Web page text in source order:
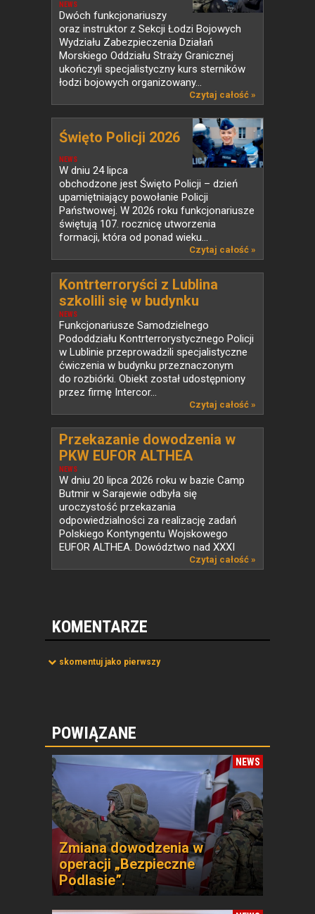
NEWS
Dwóch funkcjonariuszy
oraz instruktor z Sekcji Łodzi Bojowych
Wydziału Zabezpieczenia Działań
Morskiego Oddziału Straży Granicznej
ukończyli specjalistyczny kurs sterników
łodzi bojowych organizowany...
Czytaj całość »
NEWS
Święto Policji 2026
W dniu 24 lipca
obchodzone jest Święto Policji – dzień
upamiętniający powołanie Policji
Państwowej. W 2026 roku funkcjonariusze
świętują 107. rocznicę utworzenia
formacji, która od ponad wieku...
Czytaj całość »
NEWS
Kontrterroryści z Lublina
szkolili się w budynku
przeznaczonym do rozbiórki
Funkcjonariusze Samodzielnego
Pododdziału Kontrterrorystycznego Policji
w Lublinie przeprowadzili specjalistyczne
ćwiczenia w budynku przeznaczonym
do rozbiórki. Obiekt został udostępniony
przez firmę Intercor...
Czytaj całość »
NEWS
Przekazanie dowodzenia w
PKW EUFOR ALTHEA
W dniu 20 lipca 2026 roku w bazie Camp
Butmir w Sarajewie odbyła się
uroczystość przekazania
odpowiedzialności za realizację zadań
Polskiego Kontyngentu Wojskowego
EUFOR ALTHEA. Dowództwo nad XXXI
Czytaj całość »
KOMENTARZE
skomentuj jako pierwszy
POWIĄZANE
NEWS
Zmiana dowodzenia w
operacji „Bezpieczne
Podlasie”.